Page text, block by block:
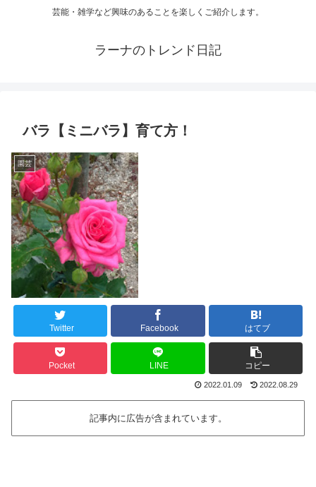
芸能・雑学など興味のあることを楽しくご紹介します。
ラーナのトレンド日記
バラ【ミニバラ】育て方！
園芸
Twitter Facebook はてブ
Pocket LINE コピー
2022.01.09 2022.08.29
記事内に広告が含まれています。